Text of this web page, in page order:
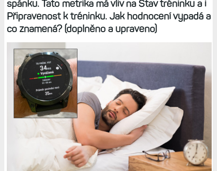
spánku. Tato metrika má vliv na Stav tréninku a i
Připravenost k tréninku. Jak hodnocení vypadá a
co znamená? (doplněno a upraveno)